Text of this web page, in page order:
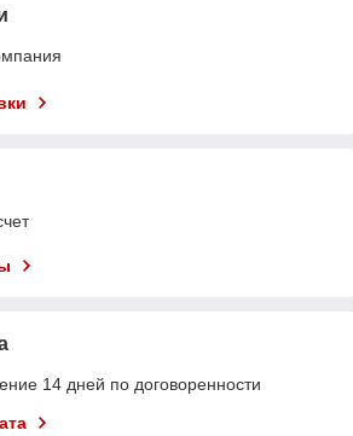
14 дней по договоренности